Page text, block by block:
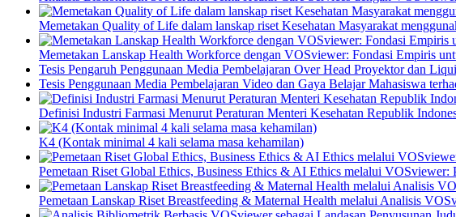
Memetakan Quality of Life dalam lanskap riset Kesehatan Masyarakat
Memetakan Lanskap Health Workforce dengan VOSviewer: Fondasi Empiris
Tesis Pengaruh Penggunaan Media Pembelajaran Over Head Proyektor dan
Tesis Penggunaan Media Pembelajaran Video dan Gaya Belajar Mahasiswa
Definisi Industri Farmasi Menurut Peraturan Menteri Kesehatan Republik
K4 (Kontak minimal 4 kali selama masa kehamilan)
Pemetaan Riset Global Ethics, Business Ethics & AI Ethics melalui
Pemetaan Lanskap Riset Breastfeeding & Maternal Health melalui Analisis